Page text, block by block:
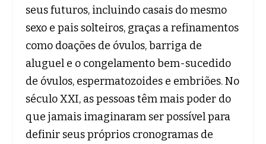
seus futuros, incluindo casais do mesmo
sexo e pais solteiros, graças a refinamentos
como doações de óvulos, barriga de
aluguel e o congelamento bem-sucedido
de óvulos, espermatozoides e embriões. No
século XXI, as pessoas têm mais poder do
que jamais imaginaram ser possível para
definir seus próprios cronogramas de